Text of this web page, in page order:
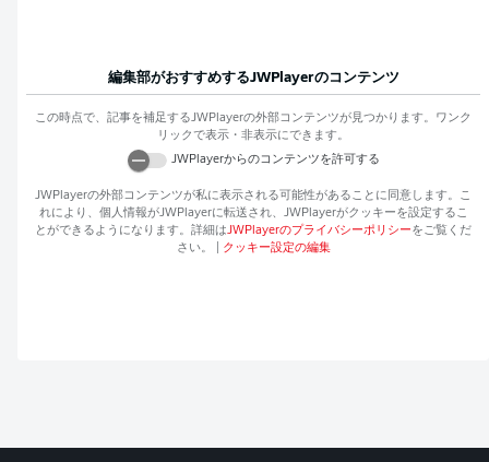
編集部がおすすめするJWPlayerのコンテンツ
この時点で、記事を補足するJWPlayerの外部コンテンツが見つかります。ワンク
リックで表示・非表示にできます。
JWPlayerからのコンテンツを許可する
JWPlayerの外部コンテンツが私に表示される可能性があることに同意します。こ
れにより、個人情報がJWPlayerに転送され、 JWPlayerがクッキーを設定するこ
とができるようになります。詳細はJWPlayerのプライバシーポリシーをご覧くだ
さい。
クッキー設定の編集